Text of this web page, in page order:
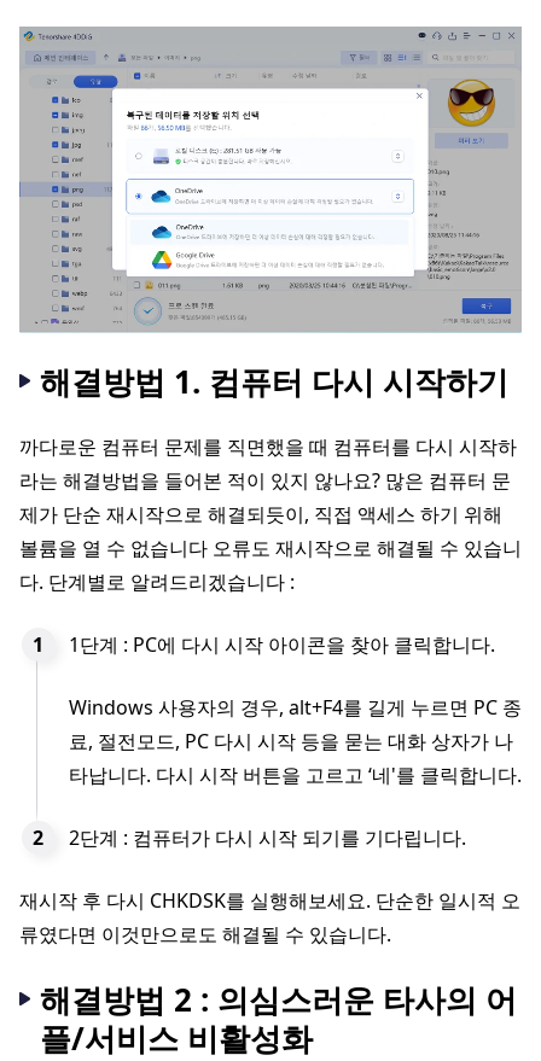
해결방법 1. 컴퓨터 다시 시작하기
까다로운 컴퓨터 문제를 직면했을 때 컴퓨터를 다시 시작하
라는 해결방법을 들어본 적이 있지 않나요? 많은 컴퓨터 문
제가 단순 재시작으로 해결되듯이, 직접 액세스 하기 위해
볼륨을 열 수 없습니다 오류도 재시작으로 해결될 수 있습니
다. 단계별로 알려드리겠습니다 :
1단계 : PC에 다시 시작 아이콘을 찾아 클릭합니다.
Windows 사용자의 경우, alt+F4를 길게 누르면 PC 종
료, 절전모드, PC 다시 시작 등을 묻는 대화 상자가 나
타납니다. 다시 시작 버튼을 고르고 ‘네'를 클릭합니다.
2단계 : 컴퓨터가 다시 시작 되기를 기다립니다.
재시작 후 다시 CHKDSK를 실행해보세요. 단순한 일시적 오
류였다면 이것만으로도 해결될 수 있습니다.
해결방법 2 : 의심스러운 타사의 어
플/서비스 비활성화